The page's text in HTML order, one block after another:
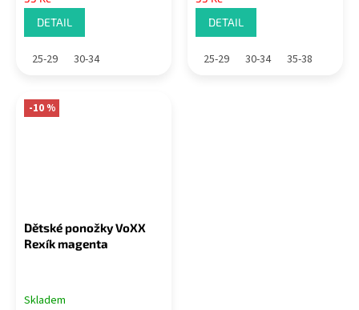
DETAIL
25-29 30-34
DETAIL
25-29 30-34 35-38
-10 %
Dětské ponožky VoXX
Rexík magenta
Skladem